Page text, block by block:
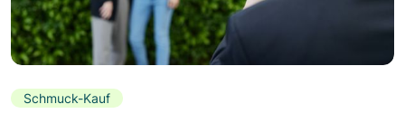
Schmuck-Kauf